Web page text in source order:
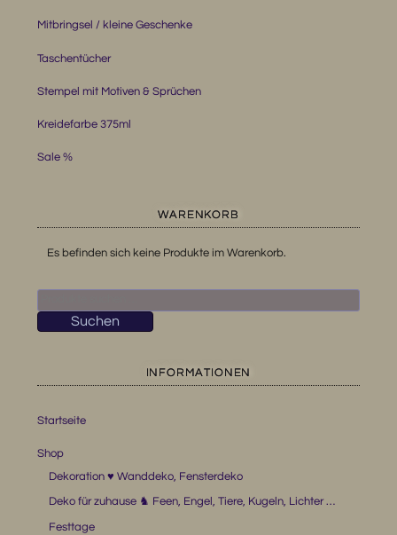
Mitbringsel / kleine Geschenke
Taschentücher
Stempel mit Motiven & Sprüchen
Kreidefarbe 375ml
Sale %
WARENKORB
Es befinden sich keine Produkte im Warenkorb.
nach: Suchen
INFORMATIONEN
Startseite
Shop
Dekoration ♥ Wanddeko, Fensterdeko
Deko für zuhause ♞ Feen, Engel, Tiere, Kugeln, Lichter …
Festtage